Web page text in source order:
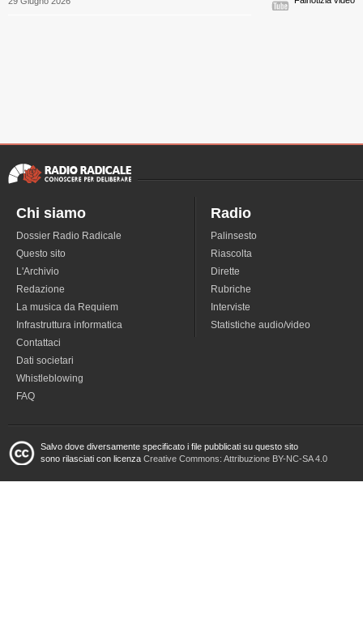
Chi siamo
Dossier Radio Radicale
Questo sito
L'Archivio
Redazione
La musica da Requiem
Infrastruttura informatica
Contattaci
Dati societari
Whistleblowing
FAQ
Radio
Palinsesto
Riascolta
Dirette
Rubriche
Interviste
Statistiche audio/video
Salvo dove diversamente specificato i file pubblicati su questo sito
sono rilasciati con licenza Creative Commons: Attribuzione BY-NC-SA 4.0